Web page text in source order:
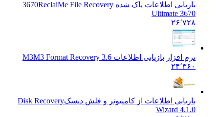
بازیابی اطلاعات پاک شده 3670ReclaiMe File Recovery
Ultimate 3670
۲۶٬۷۲۸
نرم افزار بازیابی اطلاعات M3M3 Format Recovery 3.6
۲۴٬۳۶۰
بازیابی اطلاعات از کامپیوتر و فلش دیسک Disk Recovery
Wizard 4.1.0